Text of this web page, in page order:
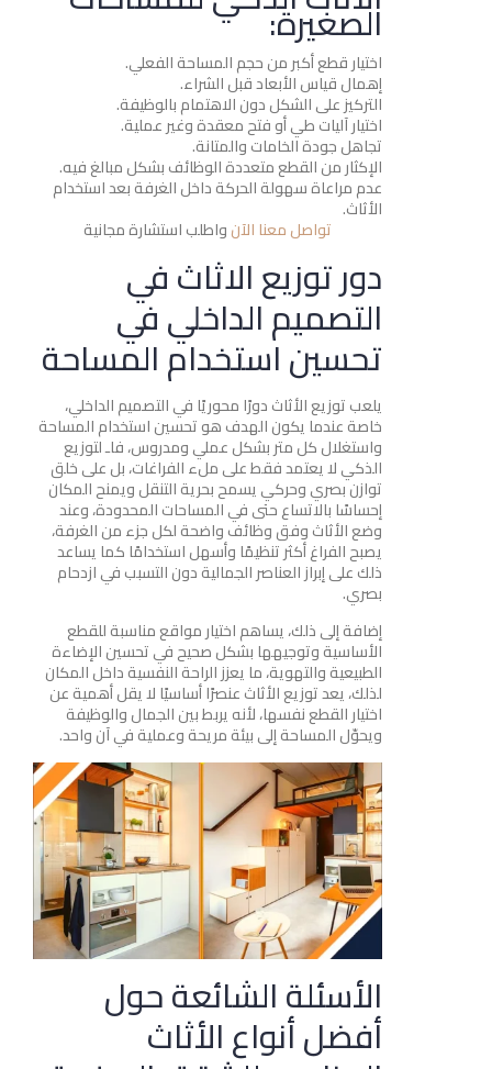
الصغيرة:
اختيار قطع أكبر من حجم المساحة الفعلي.
إهمال قياس الأبعاد قبل الشراء.
التركيز على الشكل دون الاهتمام بالوظيفة.
اختيار آليات طي أو فتح معقدة وغير عملية.
تجاهل جودة الخامات والمتانة.
الإكثار من القطع متعددة الوظائف بشكل مبالغ فيه.
عدم مراعاة سهولة الحركة داخل الغرفة بعد استخدام
الأثاث.
تواصل معنا الآنواطلب استشارة مجانية
دور توزيع الاثاث في
التصميم الداخلي في
تحسين استخدام المساحة
يلعب توزيع الأثاث دورًا محوريًا في التصميم الداخلي،
خاصة عندما يكون الهدف هو تحسين استخدام المساحة
واستغلال كل متر بشكل عملي ومدروس، فاـ لتوزيع
الذكي لا يعتمد فقط على ملء الفراغات، بل على خلق
توازن بصري وحركي يسمح بحرية التنقل ويمنح المكان
إحساسًا بالاتساع حتى في المساحات المحدودة، وعند
وضع الأثاث وفق وظائف واضحة لكل جزء من الغرفة،
يصبح الفراغ أكثر تنظيمًا وأسهل استخدامًا كما يساعد
ذلك على إبراز العناصر الجمالية دون التسبب في ازدحام
بصري.
إضافة إلى ذلك، يساهم اختيار مواقع مناسبة للقطع
الأساسية وتوجيهها بشكل صحيح في تحسين الإضاءة
الطبيعية والتهوية، ما يعزز الراحة النفسية داخل المكان
لذلك، يعد توزيع الأثاث عنصرًا أساسيًا لا يقل أهمية عن
اختيار القطع نفسها، لأنه يربط بين الجمال والوظيفة
ويحوّل المساحة إلى بيئة مريحة وعملية في آن واحد.
الأسئلة الشائعة حول
أفضل أنواع الأثاث